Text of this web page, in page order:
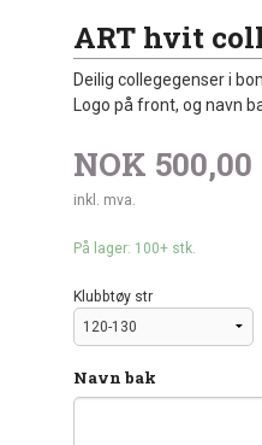
ART hvit
Deilig collegegenser i
Logo på front, og navn
NOK 500,00
inkl. mva.
På lager: 100+ stk.
Klubbtøy str
Navn bak